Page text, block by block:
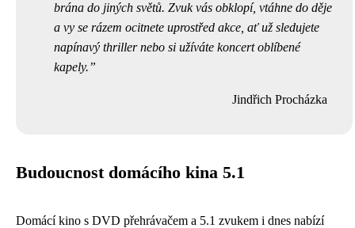
brána do jiných světů. Zvuk vás obklopí, vtáhne do děje
a vy se rázem ocitnete uprostřed akce, ať už sledujete
napínavý thriller nebo si užíváte koncert oblíbené
kapely.
Jindřich Procházka
Budoucnost domácího kina 5.1
Domácí kino s DVD přehrávačem a 5.1 zvukem i dnes nabízí